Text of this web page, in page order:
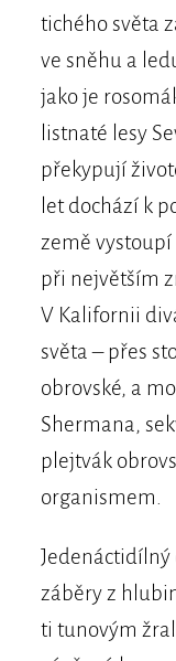
tichého světa
ve sněhu a
jako je
listnaté lesy
překypují
let dochází k
země
při největším
V Kalifornii
světa – přes
obrovské, a
Shermana,
plejtvák
organismem.
záběry z
ti tunovým